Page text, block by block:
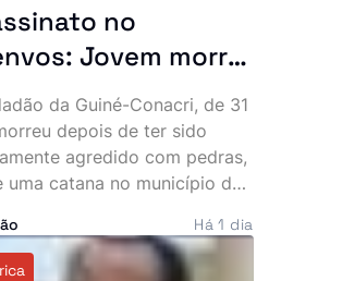
no
Jovem morre
ataque com
facas e catana
a piquete policial
da Guiné-Conacri, de 31
depois de ter sido
agredido com pedras,
uma catana no município do
a um grupo de marginais
por “UTT de Matar”,
Há 1 dia